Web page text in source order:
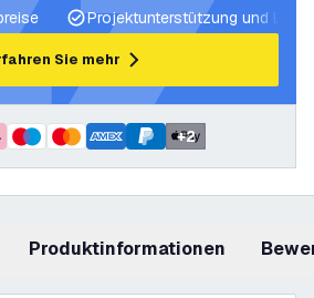
Projektunterstützung und
Sie mehr
+2
Produktinformationen